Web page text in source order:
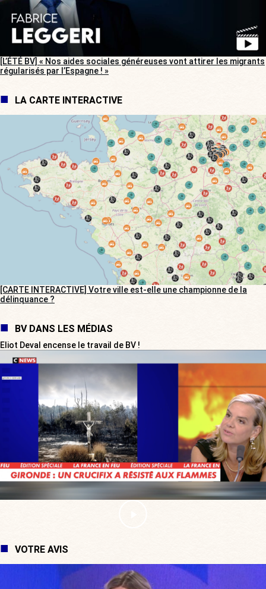
[L’ÉTÉ BV] « Nos aides sociales généreuses vont attirer les migrants
régularisés par l’Espagne ! »
LA CARTE INTERACTIVE
[CARTE INTERACTIVE] Votre ville est-elle une championne de la
délinquance ?
BV DANS LES MÉDIAS
Eliot Deval encense le travail de BV !
VOTRE AVIS